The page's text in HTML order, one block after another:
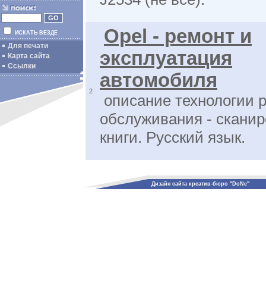
ИСКАТЬ ВЕЗДЕ
Для печати
Карта сайта
Ссылки
2
Opel - ремонт и
эксплуатация
автомобиля
описание технологии
обслуживания -
книги. Русский язык.
Дизайн сайта креатив-бюро "DoNe"